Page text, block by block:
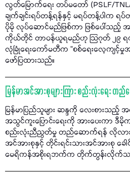
လွတ်မြောက်ရေး တပ်မတော် (PSLF/
ချက်ချင်းရပ်တန့်ရန်နှင့် မရပ်တန့်ပါက ရ
ပိုမို လုပ်ဆောင်မည်ဖြစ်ကာ ဖြစ်ပေါ်သည့်
ကိုယ်တိုင် တာဝန်ယူရမည်ဟု သြဂုတ် ၂၉ ရ
လုံခြုံရေးကော်မတီက "စစ်ရေးလေ့ကျင့်မှုအက
ဖော်ပြထားသည်။
မြန်မာအင်အားစုများကြား စည်းလုံးရေး
မြန်မာပြည်သူများ ဆန္ဒကို လေးစားသည့်
အသွင်ကူးပြောင်းရေးကို အားပေးကာ ဒီမို
စည်းလုံးညီညွတ်မှု တည်ဆောက်ရန် လိုလားကြ
အင်အားစုနှင့် တိုင်းရင်းသားအင်အားစု ခေ
မေရိကန်အစိုးရဘက်က တိုက်တွန်းလိုက်